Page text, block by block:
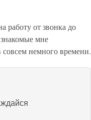
работу от звонка до
мне
немного времени.